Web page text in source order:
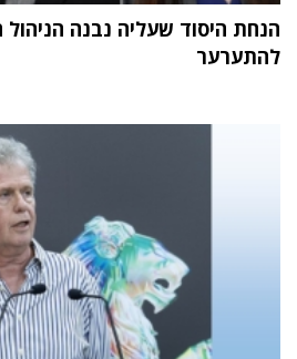
הנחת היסוד שעליה נבנה
להתערער